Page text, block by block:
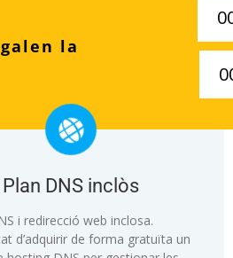
la
0
0
Plan DNS inclòs
i redirecció web inclosa.
d’adquirir de forma gratuïta un